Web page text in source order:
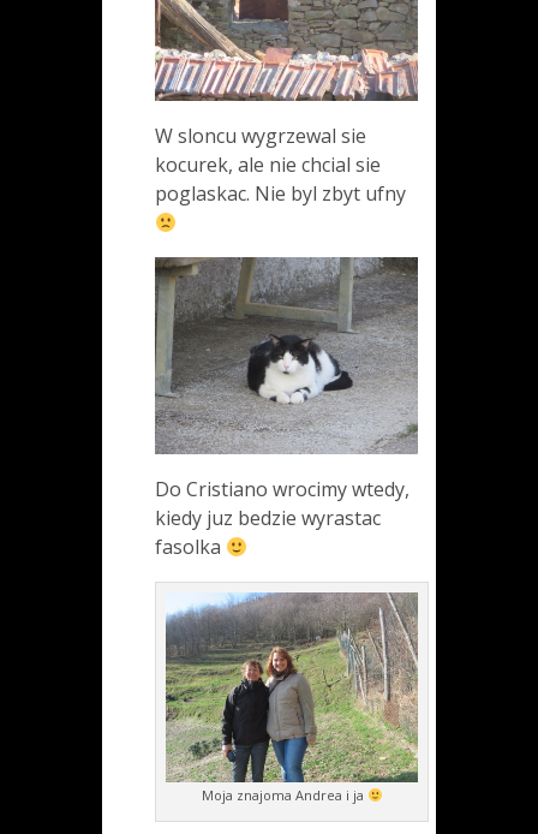
W sloncu wygrzewal sie
kocurek, ale nie chcial sie
poglaskac. Nie byl zbyt ufny
Do Cristiano wrocimy wtedy,
kiedy juz bedzie wyrastac
fasolka
Moja znajoma Andrea i ja